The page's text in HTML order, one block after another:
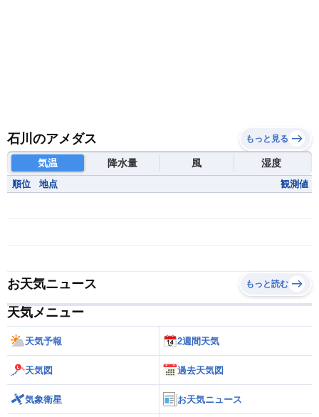
石川のアメダス もっと見る
気温 降水量 風 湿度
順位 地点 観測値
お天気ニュース もっと読む
天気メニュー
天気予報 2週間天気
天気図 過去天気図
気象衛星 お天気ニュース